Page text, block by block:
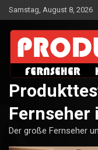
Skip
to
content
Samstag, August 8, 2026
Fernseher
Der große Fernseher